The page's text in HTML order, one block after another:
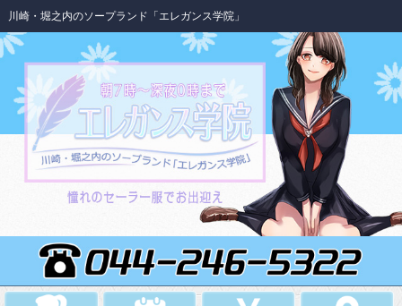
川崎・堀之内のソープランド「エレガンス学院」